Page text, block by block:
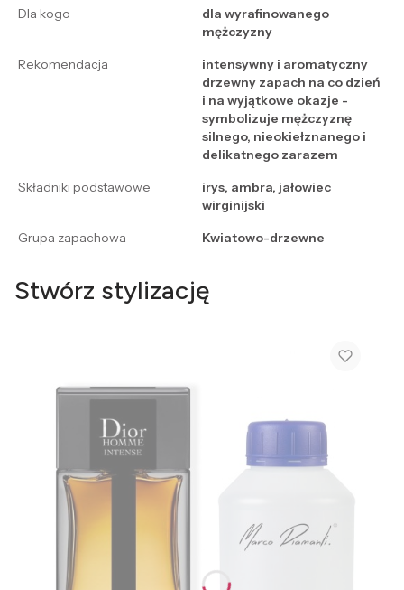
Dla kogo
dla wyrafinowanego
mężczyzny
Rekomendacja
intensywny i aromatyczny
drzewny zapach na co dzień
i na wyjątkowe okazje -
symbolizuje mężczyznę
silnego, nieokiełznanego i
delikatnego zarazem
Składniki podstawowe
irys, ambra, jałowiec
wirginijski
Grupa zapachowa
Kwiatowo-drzewne
Stwórz stylizację